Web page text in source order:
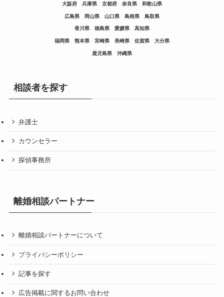
大阪府 兵庫県 京都府 奈良県 和歌山県
広島県 岡山県 山口県 島根県 鳥取県
香川県 徳島県 愛媛県 高知県
福岡県 熊本県 宮崎県 長崎県 佐賀県 大分県
鹿児島県 沖縄県
相談者を探す
弁護士
カウンセラー
探偵事務所
離婚相談パートナー
離婚相談パートナーについて
プライバシーポリシー
記事を探す
広告掲載に関するお問い合わせ